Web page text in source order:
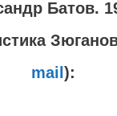
Батов.
mail ):